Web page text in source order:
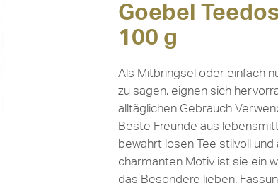
Goebel
100 g
Als Mitbringsel oder einfach
zu sagen, eignen sich
alltäglichen Gebrauch
Beste Freunde aus
bewahrt losen Tee stilvoll
charmanten Motiv ist sie ein
das Besondere lieben.